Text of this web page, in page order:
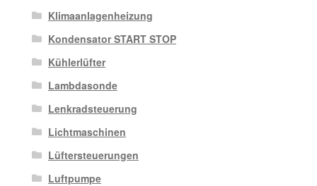
Klimaanlagenheizung
Kondensator START STOP
Kühlerlüfter
Lambdasonde
Lenkradsteuerung
Lichtmaschinen
Lüftersteuerungen
Luftpumpe